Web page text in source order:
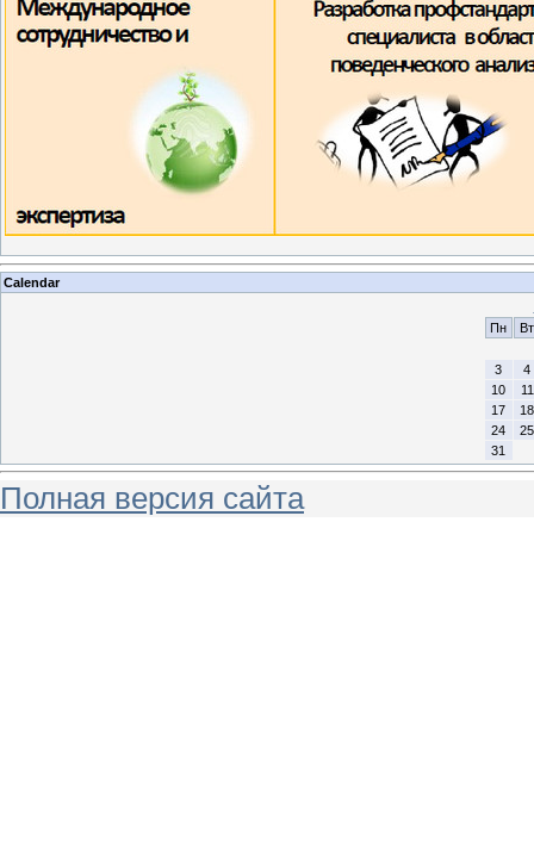
Calendar
Пн
Вт
3
4
10
11
17
18
24
25
31
Полная версия сайта